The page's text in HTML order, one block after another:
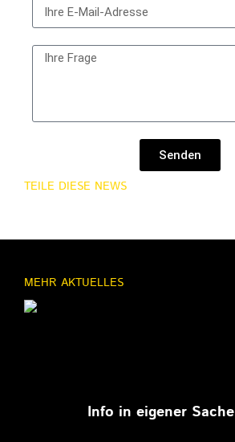
Senden
TEILE DIESE NEWS
MEHR AKTUELLES
Info in eigener Sache